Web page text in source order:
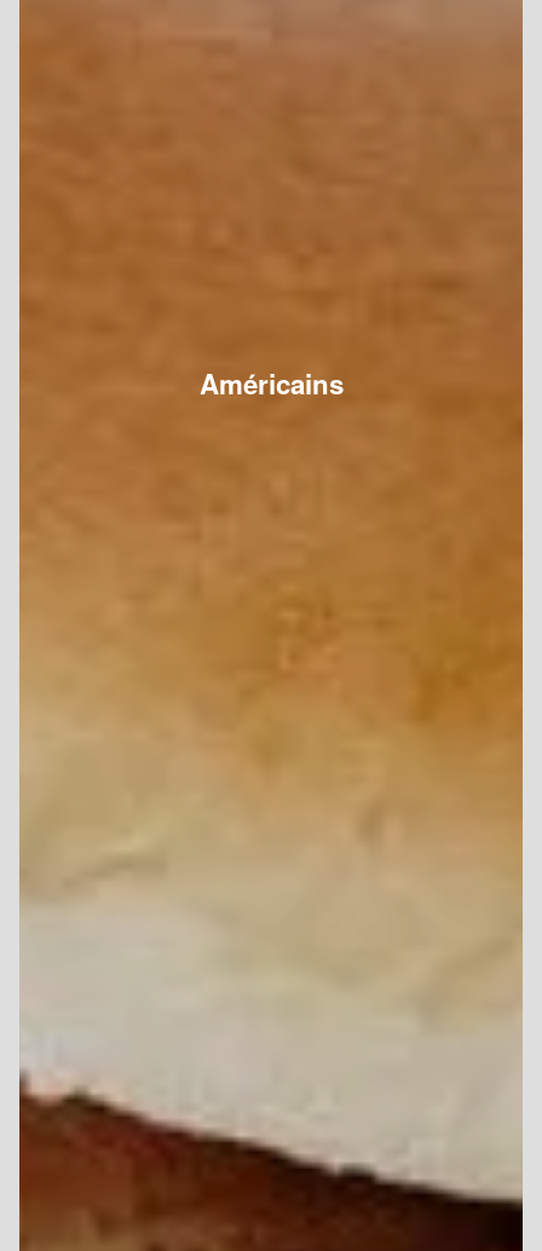
Américains